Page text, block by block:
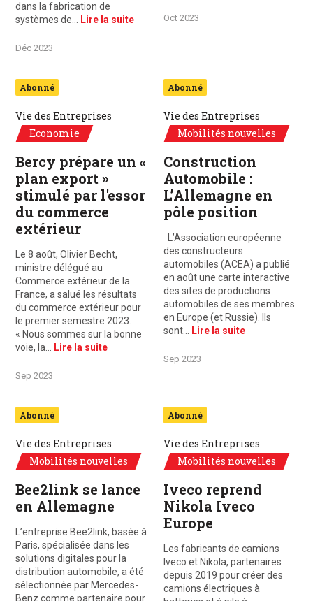
dans la fabrication de
systèmes de…
Lire la suite
Déc 2023
Oct 2023
Abonné
Vie des Entreprises
Economie
Bercy prépare un «
plan export »
stimulé par l'essor
du commerce
extérieur
Le 8 août, Olivier Becht,
ministre délégué au
Commerce extérieur de la
France, a salué les résultats
du commerce extérieur pour
le premier semestre 2023.
« Nous sommes sur la bonne
voie, la…
Lire la suite
Sep 2023
Abonné
Vie des Entreprises
Mobilités nouvelles
Construction
Automobile :
L’Allemagne en
pôle position
L’Association européenne
des constructeurs
automobiles (ACEA) a publié
en août une carte interactive
des sites de productions
automobiles de ses membres
en Europe (et Russie). Ils
sont…
Lire la suite
Sep 2023
Abonné
Vie des Entreprises
Mobilités nouvelles
Bee2link se lance
en Allemagne
L’entreprise Bee2link, basée à
Paris, spécialisée dans les
solutions digitales pour la
distribution automobile, a été
sélectionnée par Mercedes-
Benz comme partenaire pour
Abonné
Vie des Entreprises
Mobilités nouvelles
Iveco reprend
Nikola Iveco
Europe
Les fabricants de camions
Iveco et Nikola, partenaires
depuis 2019 pour créer des
camions électriques à